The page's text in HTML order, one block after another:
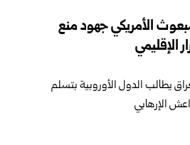
الأمريكي جهود منع
الإقليمي